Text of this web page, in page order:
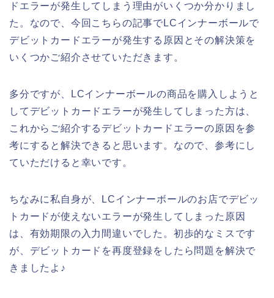
ドエラーが発生してしまう理由がいくつか分かりまし
た。なので、今回こちらの記事でLCインナーボールで
デビットカードエラーが発生する原因とその解決策を
いくつかご紹介させていただきます。
多分ですが、LCインナーボールの商品を購入しようと
してデビットカードエラーが発生してしまった方は、
これからご紹介するデビットカードエラーの原因を参
考にすると解決できると思います。なので、参考にし
ていただけると幸いです。
ちなみに私自身が、LCインナーボールのお店でデビッ
トカードが使えないエラーが発生してしまった原因
は、有効期限の入力間違いでした。初歩的なミスです
が、デビットカードを再度登録をしたら問題を解決で
きましたよ♪